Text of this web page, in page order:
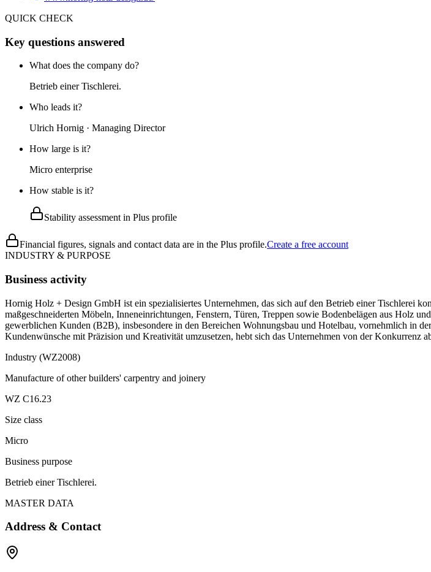
QUICK CHECK
Key questions answered
What does the company do?
Betrieb einer Tischlerei.
Who leads it?
Ulrich Hornig · Managing Director
How large is it?
Micro enterprise
How stable is it?
Stability assessment in Plus profile
Financial figures, signals and contact data are in the Plus profile.Create a free account
INDUSTRY & PURPOSE
Business activity
Hornig Holz + Design GmbH ist ein spezialisiertes Unternehmen, das sich auf den Betrieb einer Tischlerei
maßgeschneiderten Möbeln, Inneneinrichtungen, Fenstern, Türen, Treppen sowie Bodenbelägen aus Holz
gewerblichen Kunden (B2B), insbesondere in den Bereichen Wohnungsbau und Hotelbau, vornehmlich in
Kundenwünsche mit Präzision und Kreativität umzusetzen, hebt sich das Unternehmen von der Konkurrenz
Industry (WZ2008)
Manufacture of other builders' carpentry and joinery
WZ C16.23
Size class
Micro
Business purpose
Betrieb einer Tischlerei.
MASTER DATA
Address & Contact